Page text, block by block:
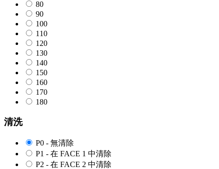
80
90
100
110
120
130
140
150
160
170
180
清洗
P0 - 無清除
P1 - 在 FACE 1 中清除
P2 - 在 FACE 2 中清除